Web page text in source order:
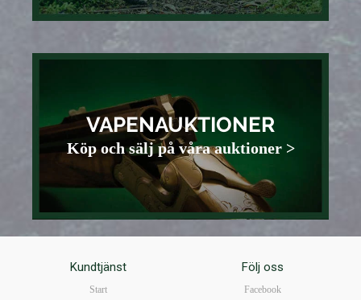
VAPENAUKTIONER
Köp och sälj på våra auktioner >
Kundtjänst
Start
Följ oss
Facebook